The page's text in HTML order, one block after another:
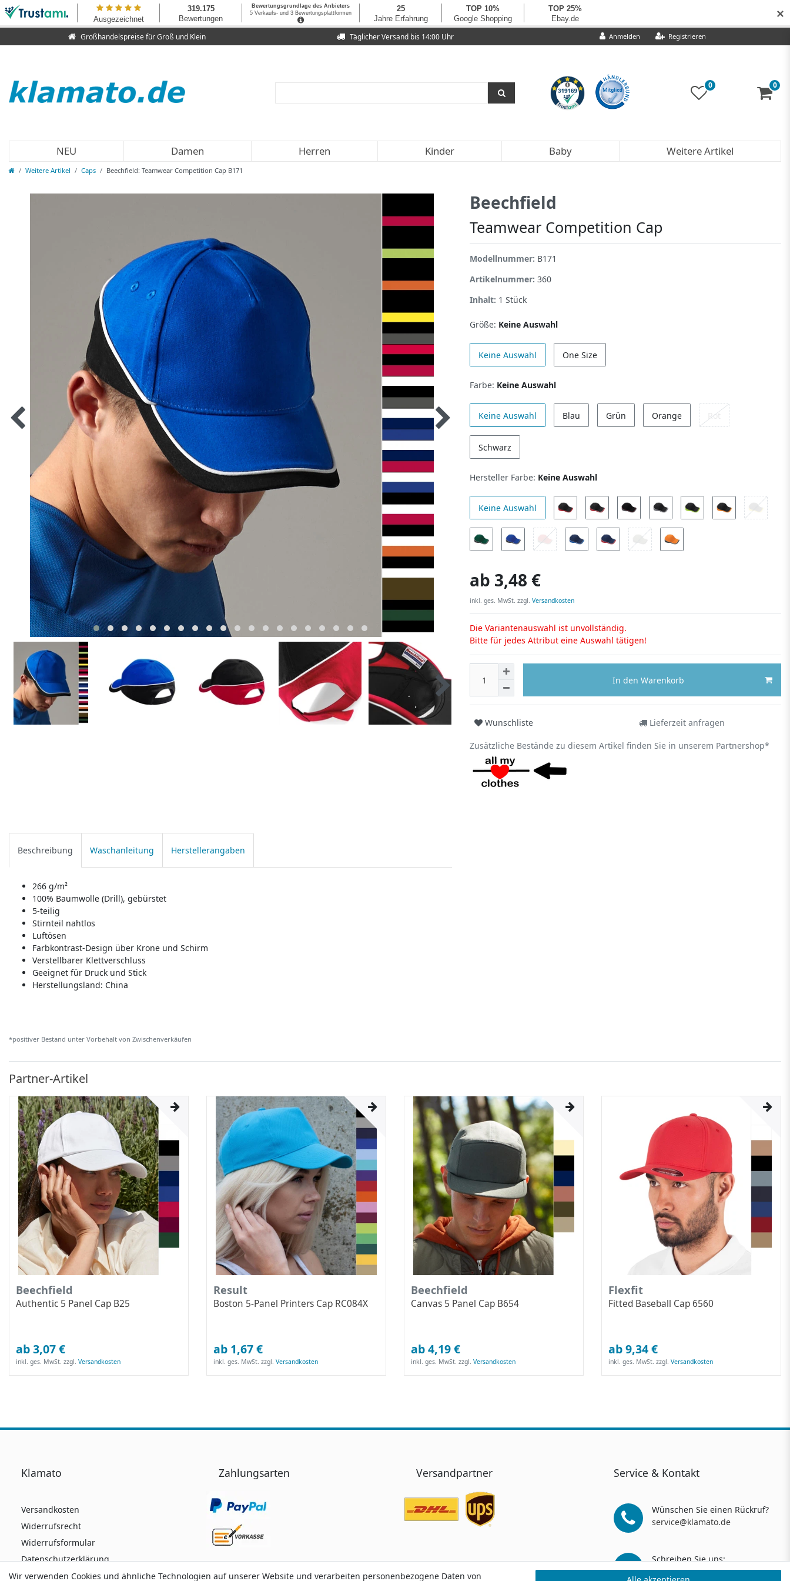
Anmelden Registrieren
Täglicher Versand bis 14:00 Uhr
Großhandelspreise für Groß und Klein
0 0
NEU Damen Herren Kinder Baby Weitere Artikel
Weitere Artikel Caps Beechfield: Teamwear Competition Cap B171
Beechfield
Teamwear Competition Cap
Modellnummer: B171
Artikelnummer: 360
Inhalt: 1 Stück
Größe: Keine Auswahl
Keine Auswahl One Size
Farbe: Keine Auswahl
Keine Auswahl Blau Grün Orange Rot
Schwarz
Hersteller Farbe: Keine Auswahl
Keine Auswahl
ab 3,48 €
inkl. ges. MwSt. zzgl. Versandkosten
Die Variantenauswahl ist unvollständig.
Bitte für jedes Attribut eine Auswahl tätigen!
In den Warenkorb
Wunschliste Lieferzeit anfragen
Zusätzliche Bestände zu diesem Artikel finden Sie in unserem Partnershop*
Beschreibung Waschanleitung Herstellerangaben
266 g/m²
100% Baumwolle (Drill), gebürstet
5-teilig
Stirnteil nahtlos
Luftösen
Farbkontrast-Design über Krone und Schirm
Verstellbarer Klettverschluss
Geeignet für Druck und Stick
Herstellungsland: China
*positiver Bestand unter Vorbehalt von Zwischenverkäufen
Partner-Artikel
Beechfield
Authentic 5 Panel Cap B25
ab 3,07 €
inkl. ges. MwSt. zzgl.Versandkosten
Result
Boston 5-Panel Printers Cap RC084X
ab 1,67 €
inkl. ges. MwSt. zzgl.Versandkosten
Beechfield
Canvas 5 Panel Cap B654
ab 4,19 €
inkl. ges. MwSt. zzgl.Versandkosten
Flexfit
Fitted Baseball Cap 6560
ab 9,34 €
inkl. ges. MwSt. zzgl.Versandkosten
Klamato
Versandkosten
Widerrufsrecht
Widerrufsformular
Datenschutzerklärung
AGB
Zahlungsarten Versandpartner Service & Kontakt
Wünschen Sie einen Rückruf?
service@klamato.de
Schreiben Sie uns:
service@klamato.de
Wir verwenden Cookies und ähnliche Technologien auf unserer Website und verarbeiten personenbezogene Daten von
Wir verwenden Cookies und ähnliche Technologien auf unserer Website und verarbeiten personenbezogene Daten von
✕